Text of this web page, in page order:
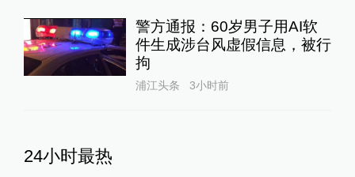
警方通报：60岁男子用AI软
件生成涉台风虚假信息，被行
拘
浦江头条 3小时前
24小时最热